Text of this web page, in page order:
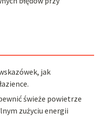
jak
świeże powietrze
zużyciu energii